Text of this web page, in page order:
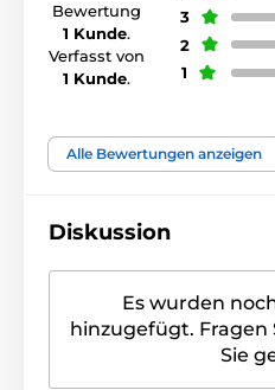
Bewertung
1 Kunde.
Verfasst von
1 Kunde.
3
2
1
Alle Bewertungen anzeigen
Diskussion
Es wurden
hinzugefügt. Fragen
Sie